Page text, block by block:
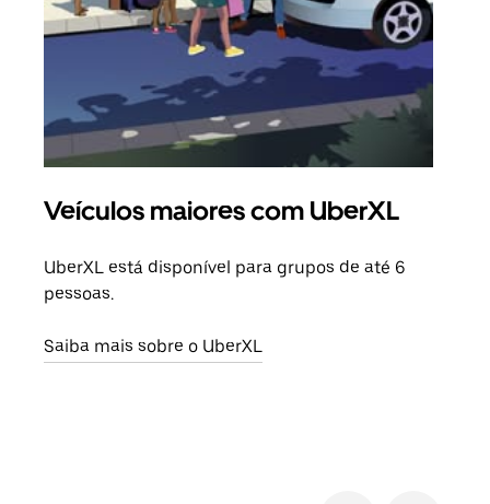
Veículos maiores com UberXL
UberXL está disponível para grupos de até 6
pessoas.
Saiba mais sobre o UberXL